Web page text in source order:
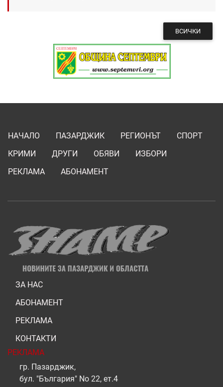
ВСИЧКИ
НАЧАЛО ПАЗАРДЖИК РЕГИОНЪТ
СПОРТ
КРИМИ
ДРУГИ ОБЯВИ
ИЗБОРИ
РЕКЛАМА
АБОНАМЕНТ
ЗА НАС
АБОНАМЕНТ
РЕКЛАМА
КОНТАКТИ
РЕКЛАМА
гр. Пазарджик,
бул. "България" No 22, ет.4